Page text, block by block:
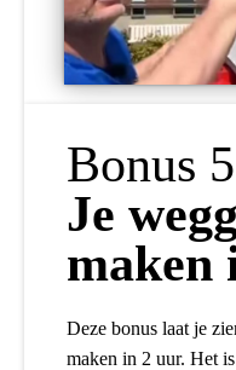
Bonus
Je
maken
Deze bonus laat je
maken in 2 uur. Het